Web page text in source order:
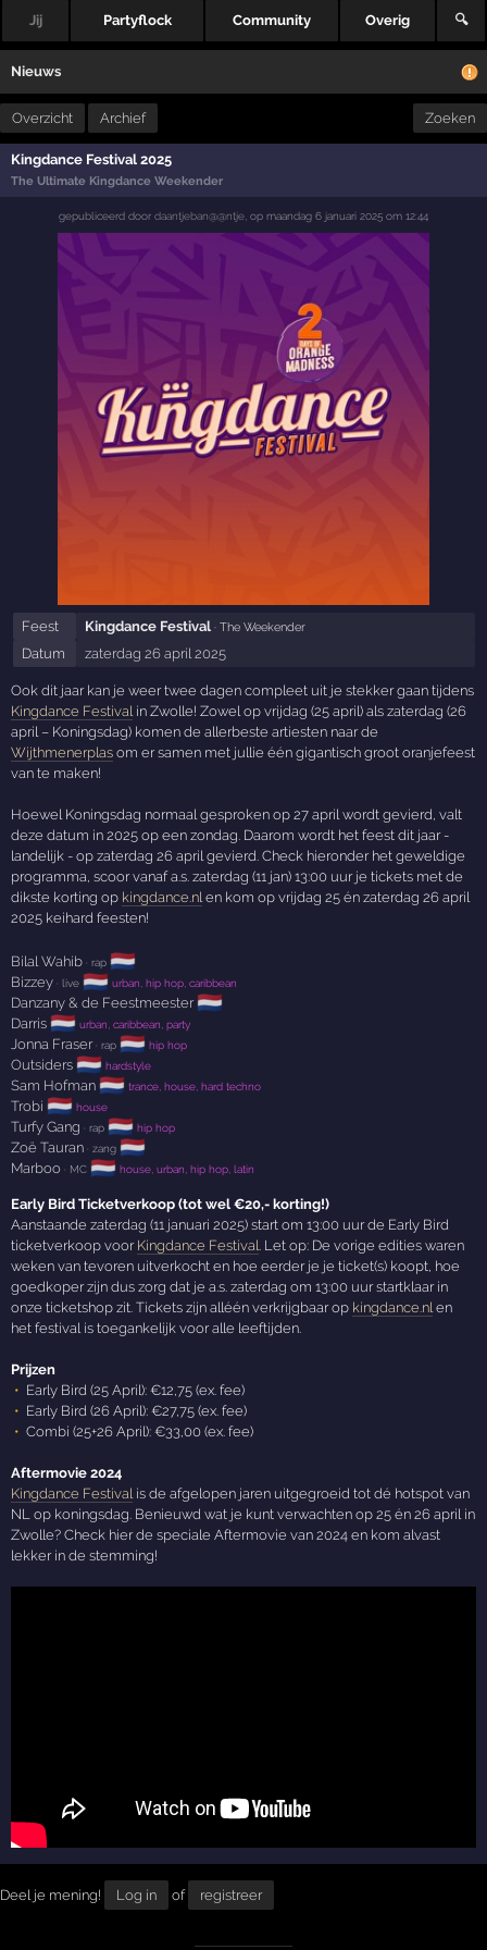
Jij Partyflock Community Overig 🔍
Nieuws
Overzicht Archief Zoeken
Kingdance Festival 2025
The Ultimate Kingdance Weekender
gepubliceerd door daantjeban@@ntje op maandag 6 januari 2025 om 12:44
Feest Kingdance Festival · The Weekender
Datum zaterdag 26 april 2025
Ook dit jaar kan je weer twee dagen compleet uit je stekker gaan tijdens
Kingdance Festival in Zwolle! Zowel op vrijdag (25 april) als zaterdag (26
april – Koningsdag) komen de allerbeste artiesten naar de
Wijthmenerplas om er samen met jullie één gigantisch groot oranjefeest
van te maken!
Hoewel Koningsdag normaal gesproken op 27 april wordt gevierd, valt
deze datum in 2025 op een zondag. Daarom wordt het feest dit jaar -
landelijk - op zaterdag 26 april gevierd. Check hieronder het geweldige
programma, scoor vanaf a.s. zaterdag (11 jan) 13:00 uur je tickets met de
dikste korting op kingdance.nl en kom op vrijdag 25 én zaterdag 26 april
2025 keihard feesten!
Bilal Wahib · rap 🇳🇱
Bizzey · live 🇳🇱 urban, hip hop, caribbean
Danzany & de Feestmeester 🇳🇱
Darris 🇳🇱 urban, caribbean, party
Jonna Fraser· rap 🇳🇱 hip hop
Outsiders 🇳🇱 hardstyle
Sam Hofman 🇳🇱 trance, house, hard techno
Trobi 🇳🇱 house
Turfy Gang · rap 🇳🇱 hip hop
Zoë Tauran · zang 🇳🇱
Marboo · MC 🇳🇱 house, urban, hip hop, latin
Early Bird Ticketverkoop (tot wel €20,- korting!)
Aanstaande zaterdag (11 januari 2025) start om 13:00 uur de Early Bird
ticketverkoop voor Kingdance Festival. Let op: De vorige edities waren
weken van tevoren uitverkocht en hoe eerder je je ticket(s) koopt, hoe
goedkoper zijn dus zorg dat je a.s. zaterdag om 13:00 uur startklaar in
onze ticketshop zit. Tickets zijn alléén verkrijgbaar op kingdance.nlen
het festival is toegankelijk voor alle leeftijden.
Prijzen
Early Bird (25 April): €12,75 (ex. fee)
Early Bird (26 April): €27,75 (ex. fee)
Combi (25+26 April): €33,00 (ex. fee)
Aftermovie 2024
Kingdance Festivalis de afgelopen jaren uitgegroeid tot dé hotspot van
NL op koningsdag. Benieuwd wat je kunt verwachten op 25 én 26 april in
Zwolle? Check hier de speciale Aftermovie van 2024 en kom alvast
lekker in de stemming!
Deel je mening! Log in of registreer